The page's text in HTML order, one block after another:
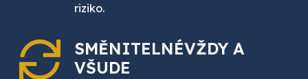
riziko.
SMĚNITELNÉVŽDY A
VŠUDE